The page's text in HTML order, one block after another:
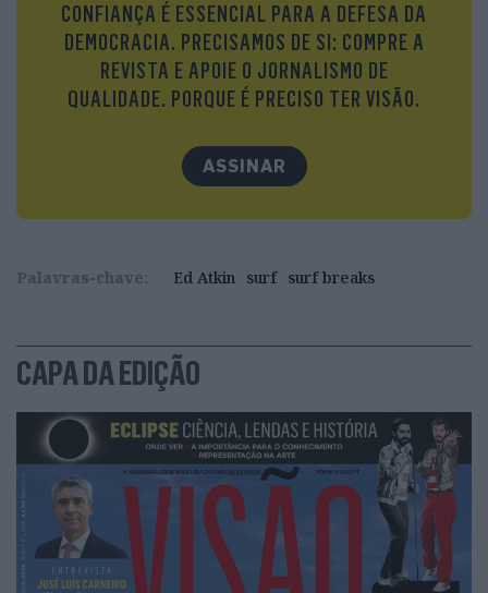
CONFIANÇA É ESSENCIAL PARA A DEFESA DA
DEMOCRACIA. PRECISAMOS DE SI: COMPRE A
REVISTA E APOIE O JORNALISMO DE
QUALIDADE. PORQUE É PRECISO TER VISÃO.
ASSINAR
Palavras-chave: Ed Atkin surf surf breaks
CAPA DA EDIÇÃO